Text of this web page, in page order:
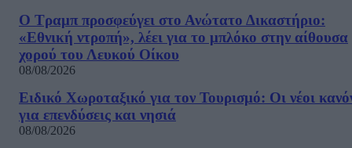
Ο Τραμπ προσφεύγει στο Ανώτατο Δικαστήριο:
«Εθνική ντροπή», λέει για το μπλόκο στην αίθουσα
χορού του Λευκού Οίκου
08/08/2026
Ειδικό Χωροταξικό για τον Τουρισμό: Οι νέοι
για επενδύσεις και νησιά
08/08/2026